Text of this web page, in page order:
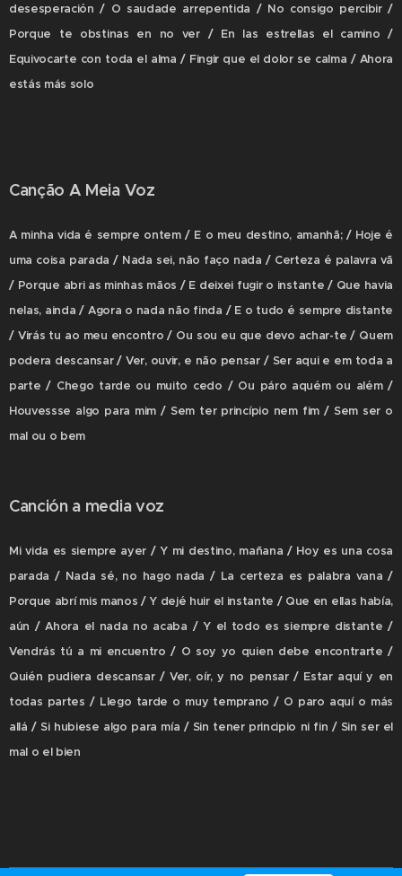
desesperación / O saudade arrepentida / No consigo percibir /
Porque te obstinas en no ver / En las estrellas el camino /
Equivocarte con toda el alma / Fingir que el dolor se calma / Ahora
estás más solo
Canção A Meia Voz
A minha vida é sempre ontem / E o meu destino, amanhã; / Hoje é
uma coisa parada / Nada sei, não faço nada / Certeza é palavra vã
/ Porque abri as minhas mãos / E deixei fugir o instante / Que havia
nelas, ainda / Agora o nada não finda / E o tudo é sempre distante
/ Virás tu ao meu encontro / Ou sou eu que devo achar-te / Quem
podera descansar / Ver, ouvir, e não pensar / Ser aqui e em toda a
parte / Chego tarde ou muito cedo / Ou páro aquém ou além /
Houvessse algo para mim / Sem ter princípio nem fim / Sem ser o
mal ou o bem
Canción a media voz
Mi vida es siempre ayer / Y mi destino, mañana / Hoy es una cosa
parada / Nada sé, no hago nada / La certeza es palabra vana /
Porque abrí mis manos / Y dejé huir el instante / Que en ellas había,
aún / Ahora el nada no acaba / Y el todo es siempre distante /
Vendrás tú a mi encuentro / O soy yo quien debe encontrarte /
Quién pudiera descansar / Ver, oír, y no pensar / Estar aquí y en
todas partes / Llego tarde o muy temprano / O paro aquí o más
allá / Si hubiese algo para mía / Sin tener principio ni fin / Sin ser el
mal o el bien